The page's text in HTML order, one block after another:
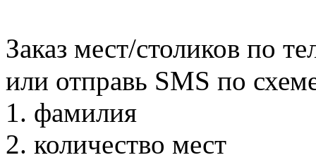
Заказ мест/столиков по
или отправь SMS по
1. фамилия
2. количество мест